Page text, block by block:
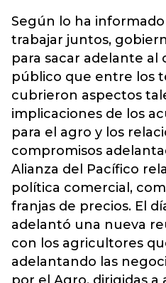
Según lo ha
trabajar juntos,
para sacar adelante al
público que entre los
cubrieron aspectos
implicaciones de los
para el agro y los
compromisos
Alianza del Pacífico
política comercial,
franjas de precios. El
adelantó una nueva
con los agricultores
adelantando las